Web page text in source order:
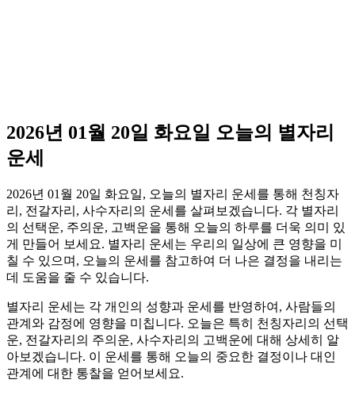
2026년 01월 20일 화요일 오늘의 별자리
운세
2026년 01월 20일 화요일, 오늘의 별자리 운세를 통해 천칭자
리, 전갈자리, 사수자리의 운세를 살펴보겠습니다. 각 별자리
의 선택운, 주의운, 고백운을 통해 오늘의 하루를 더욱 의미 있
게 만들어 보세요. 별자리 운세는 우리의 일상에 큰 영향을 미
칠 수 있으며, 오늘의 운세를 참고하여 더 나은 결정을 내리는
데 도움을 줄 수 있습니다.
별자리 운세는 각 개인의 성향과 운세를 반영하여, 사람들의
관계와 감정에 영향을 미칩니다. 오늘은 특히 천칭자리의 선택
운, 전갈자리의 주의운, 사수자리의 고백운에 대해 상세히 알
아보겠습니다. 이 운세를 통해 오늘의 중요한 결정이나 대인
관계에 대한 통찰을 얻어보세요.